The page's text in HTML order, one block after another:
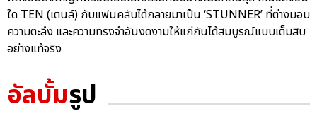
ใด TEN (เตนล์) กับแฟนคลับได้กลายมาเป็น ‘STUNNER’ ที่ต่างมอบ
ความตะลึง และความทรงจำอันงดงามให้แก่กันได้สมบูรณ์แบบเต็มสิบ
อย่างแท้จริง
อัลบั้มรูป